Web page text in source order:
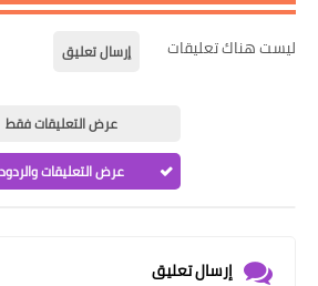
ليست هناك تعليقات إرسال تعليق
عرض التعليقات فقط
عرض التعليقات والردود
إرسال تعليق